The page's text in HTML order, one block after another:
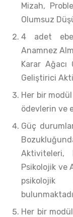
Mizah,
Olumsuz
4 adet
Anamnez
Karar Ağacı
Geliştirici
Her bir modül
ödevlerin ve
Güç
Aktiviteleri,
Psikolojik ve
psikolojik
Her bir